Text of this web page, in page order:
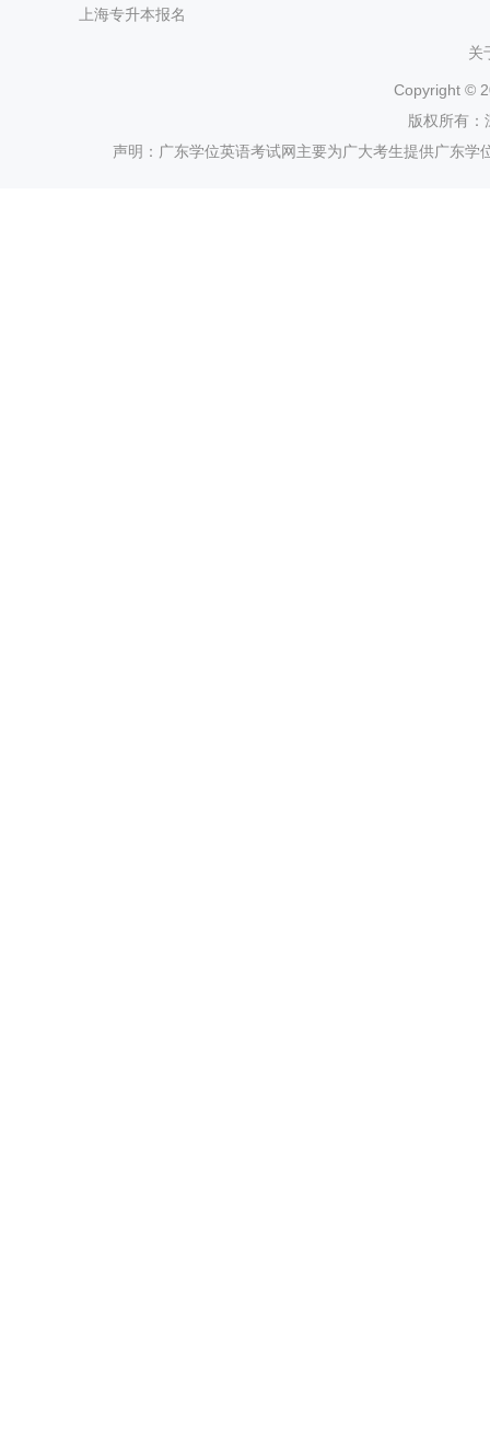
上海专升本报名
关
Copyright ©
版权所有
声明：广东学位英语考试网主要为广大考生提供广东